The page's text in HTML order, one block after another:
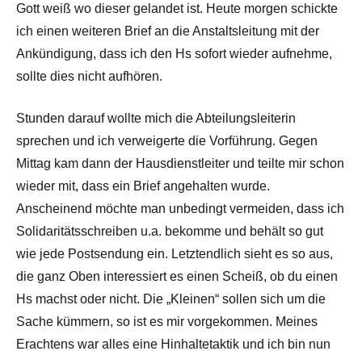
Gott weiß wo dieser gelandet ist. Heute morgen schickte
ich einen weiteren Brief an die Anstaltsleitung mit der
Ankündigung, dass ich den Hs sofort wieder aufnehme,
sollte dies nicht aufhören.
Stunden darauf wollte mich die Abteilungsleiterin
sprechen und ich verweigerte die Vorführung. Gegen
Mittag kam dann der Hausdienstleiter und teilte mir schon
wieder mit, dass ein Brief angehalten wurde.
Anscheinend möchte man unbedingt vermeiden, dass ich
Solidaritätsschreiben u.a. bekomme und behält so gut
wie jede Postsendung ein. Letztendlich sieht es so aus,
die ganz Oben interessiert es einen Scheiß, ob du einen
Hs machst oder nicht. Die „Kleinen“ sollen sich um die
Sache kümmern, so ist es mir vorgekommen. Meines
Erachtens war alles eine Hinhaltetaktik und ich bin nun